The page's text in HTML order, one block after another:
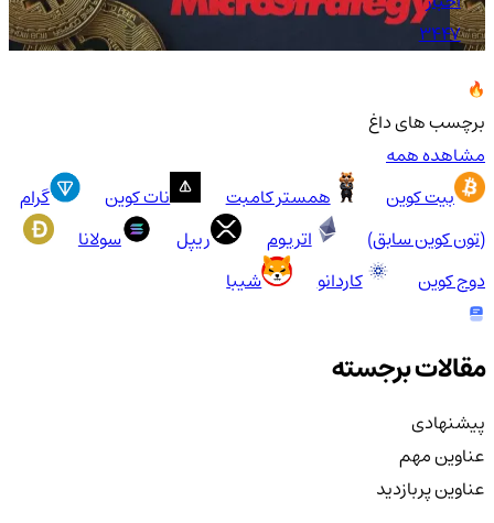
3447
برچسب های داغ
مشاهده همه
بیت کوین
همستر کامبت نات کوین
گرام
(تون کوین سابق)
اتریوم ریپل
سولانا
دوج کوین
کاردانو شیبا
مقالات برجسته
پیشنهادی
عناوین مهم
عناوین پربازدید